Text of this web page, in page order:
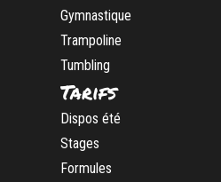
Gymnastique
Trampoline
Tumbling
Tarifs
Dispos été
Stages
Formules